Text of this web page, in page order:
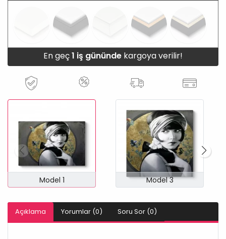
En geç1 iş gününde kargoya verilir!
Model 1 Model 3
Açıklama Yorumlar (0) Soru Sor (0)